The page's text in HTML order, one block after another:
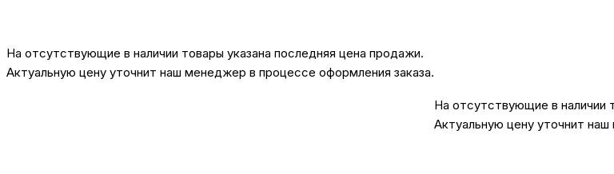
На отсутствующие в наличии товары указана последняя цена продажи.
Актуальную цену уточнит наш менеджер в процессе оформления заказа.
На отсутствующие в наличии
Актуальную цену уточнит